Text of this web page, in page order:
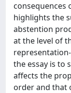
consequences
highlights the
abstention
at the level of
the essay is to
affects the
order and that